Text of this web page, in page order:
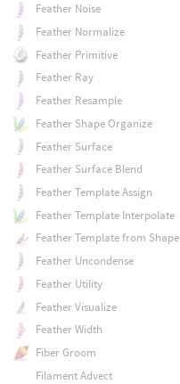
Feather Noise
Feather Normalize
Feather Primitive
Feather Ray
Feather Resample
Feather Shape Organize
Feather Surface
Feather Surface Blend
Feather Template Assign
Feather Template Interpolate
Feather Template from Shape
Feather Uncondense
Feather Utility
Feather Visualize
Feather Width
Fiber Groom
Filament Advect